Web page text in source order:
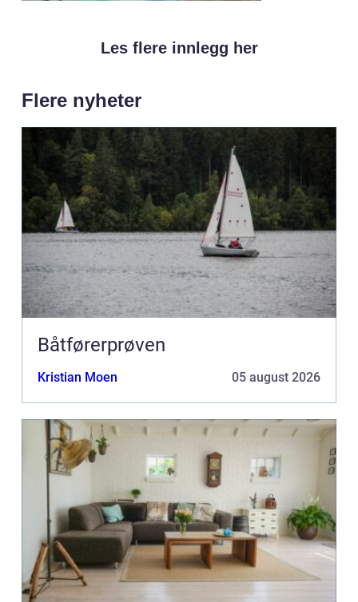
Les flere innlegg her
Flere nyheter
Båtførerprøven
Kristian Moen 05 august 2026